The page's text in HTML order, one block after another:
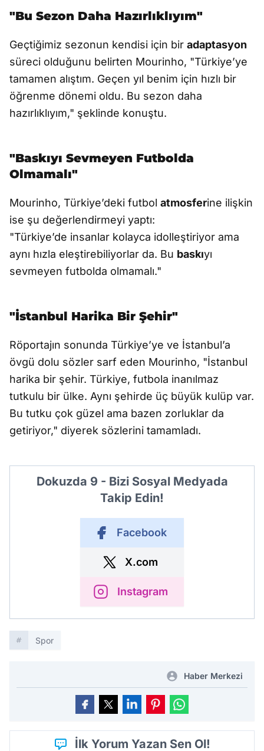
"Bu Sezon Daha Hazırlıklıyım"
Geçtiğimiz sezonun kendisi için bir adaptasyon
süreci olduğunu belirten Mourinho, "Türkiye’ye
tamamen alıştım. Geçen yıl benim için hızlı bir
öğrenme dönemi oldu. Bu sezon daha
hazırlıklıyım," şeklinde konuştu.
"Baskıyı Sevmeyen Futbolda
Olmamalı"
Mourinho, Türkiye’deki futbol atmosferine ilişkin
ise şu değerlendirmeyi yaptı:
"Türkiye’de insanlar kolayca idolleştiriyor ama
aynı hızla eleştirebiliyorlar da. Bu baskıyı
sevmeyen futbolda olmamalı."
"İstanbul Harika Bir Şehir"
Röportajın sonunda Türkiye’ye ve İstanbul’a
övgü dolu sözler sarf eden Mourinho, "İstanbul
harika bir şehir. Türkiye, futbola inanılmaz
tutkulu bir ülke. Aynı şehirde üç büyük kulüp var.
Bu tutku çok güzel ama bazen zorluklar da
getiriyor," diyerek sözlerini tamamladı.
Dokuzda 9 - Bizi Sosyal Medyada
Takip Edin!
Facebook
X.com
Instagram
Spor
Haber Merkezi
İlk Yorum Yazan Sen Ol!